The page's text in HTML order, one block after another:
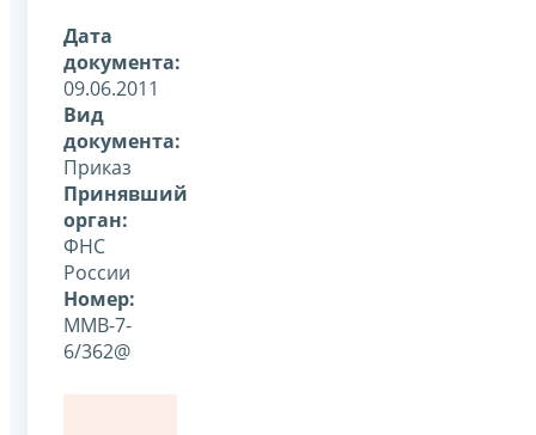
Дата
документа:
09.06.2011
Вид
документа:
Приказ
Принявший
орган:
ФНС
России
Номер:
ММВ-7-
6/362@